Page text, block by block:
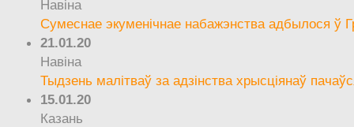
Навіна
Сумеснае экуменічнае набажэнства адбылося ў
21.01.20
Навіна
Тыдзень малітваў за адзінства хрысціянаў
15.01.20
Казань